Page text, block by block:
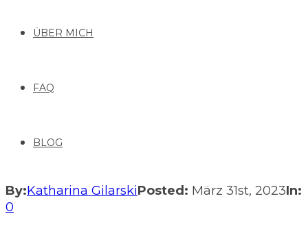
ÜBER MICH
FAQ
BLOG
By:Katharina GilarskiPosted: März 31st, 2023In:
0